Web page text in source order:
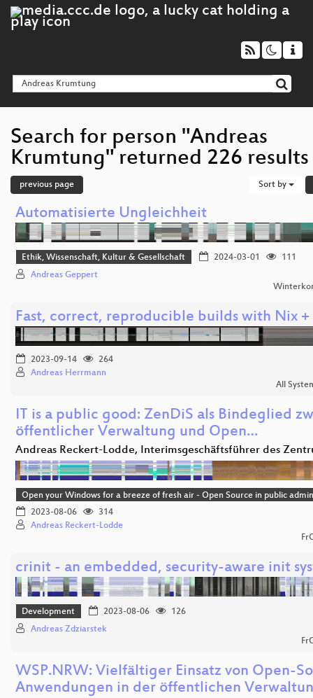
Search for person "Andreas
Krumtung" returned 226 results
previous page Sort by
Automatisierte Ungleichheit
Ethik, Wissenschaft, Kultur & Gesellschaft 2024-03-01
111
Andreas Geppert
Fast, correct, reproducible builds with Nix +
2023-09-14
264
Andreas Herrmann
All
IT is a public good: ZenDiS als Bindeglied
öffentlicher Verwaltung und Open…
Andreas Reckert-Lodde, Interimsgeschäftsführer des
Open your Windows for a breeze of fresh air - Open Source in public
2023-08-06
314
Andreas Reckert-Lodde
crinit - an embedded, security-aware init
Development 2023-08-06
126
Andreas Zdziarstek
WSP.NRW: Vielfältiger Einsatz von Open-
Anwendungen in der öffentlichen